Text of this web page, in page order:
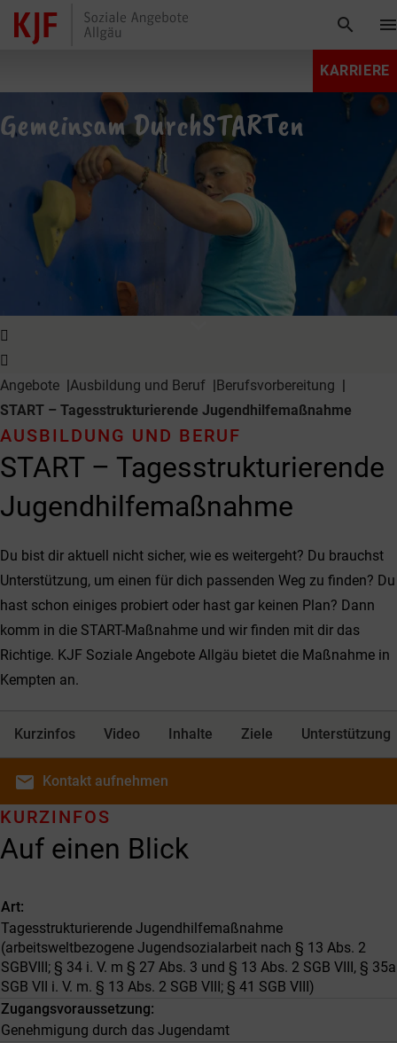
search
KARRIERE
Gemeinsam DurchSTARTen
expand_more
Angebote Ausbildung und Beruf
Berufs­vorbereitung
START – Tages­struktur­ierende Jugend­hilfe­maßnahme
START – Tages­struktur­ierende
Jugend­hilfe­maßnahme
AUSBILDUNG UND BERUF
Du bist dir aktuell nicht sicher, wie es weitergeht? Du brauchst
Unterstützung, um einen für dich passenden Weg zu finden? Du
hast schon einiges probiert oder hast gar keinen Plan? Dann
komm in die START-Maßnahme und wir finden mit dir das
Richtige. KJF Soziale Angebote Allgäu bietet die Maßnahme in
Kempten an.
Kurzinfos Video Inhalte Ziele Unterstützung
email Kontakt aufnehmen
Auf einen Blick
KURZINFOS
Art
Tagesstrukturierende Jugendhilfemaßnahme
(arbeitsweltbezogene Jugendsozialarbeit nach § 13 Abs. 2
SGBVIII; § 34 i. V. m § 27 Abs. 3 und § 13 Abs. 2 SGB VIII, § 35a
SGB VII i. V. m. § 13 Abs. 2 SGB VIII; § 41 SGB VIII)
Zugangsvoraussetzung
Genehmigung durch das Jugendamt